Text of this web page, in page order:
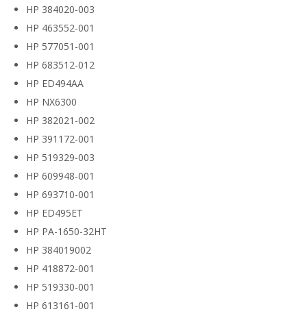
HP 384020-003
HP 463552-001
HP 577051-001
HP 683512-012
HP ED494AA
HP NX6300
HP 382021-002
HP 391172-001
HP 519329-003
HP 609948-001
HP 693710-001
HP ED495ET
HP PA-1650-32HT
HP 384019002
HP 418872-001
HP 519330-001
HP 613161-001